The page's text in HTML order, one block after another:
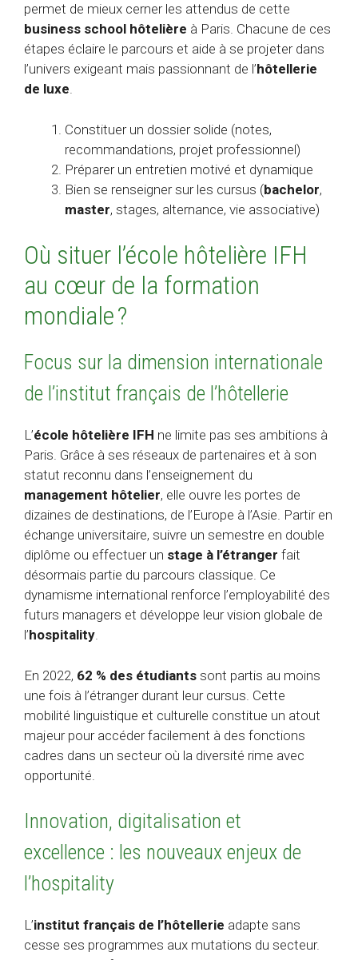
permet de mieux cerner les attendus de cette
business school hôtelière à Paris. Chacune de ces
étapes éclaire le parcours et aide à se projeter dans
l’univers exigeant mais passionnant de l’hôtellerie
de luxe.
Constituer un dossier solide (notes,
recommandations, projet professionnel)
Préparer un entretien motivé et dynamique
Bien se renseigner sur les cursus (bachelor,
master, stages, alternance, vie associative)
Où situer l’école hôtelière IFH
au cœur de la formation
mondiale ?
Focus sur la dimension internationale
de l’institut français de l’hôtellerie
L’école hôtelière IFH ne limite pas ses ambitions à
Paris. Grâce à ses réseaux de partenaires et à son
statut reconnu dans l’enseignement du
management hôtelier, elle ouvre les portes de
dizaines de destinations, de l’Europe à l’Asie. Partir en
échange universitaire, suivre un semestre en double
diplôme ou effectuer un stage à l’étranger fait
désormais partie du parcours classique. Ce
dynamisme international renforce l’employabilité des
futurs managers et développe leur vision globale de
l’hospitality.
En 2022, 62 % des étudiants sont partis au moins
une fois à l’étranger durant leur cursus. Cette
mobilité linguistique et culturelle constitue un atout
majeur pour accéder facilement à des fonctions
cadres dans un secteur où la diversité rime avec
opportunité.
Innovation, digitalisation et
excellence : les nouveaux enjeux de
l’hospitality
L’institut français de l’hôtellerie adapte sans
cesse ses programmes aux mutations du secteur.